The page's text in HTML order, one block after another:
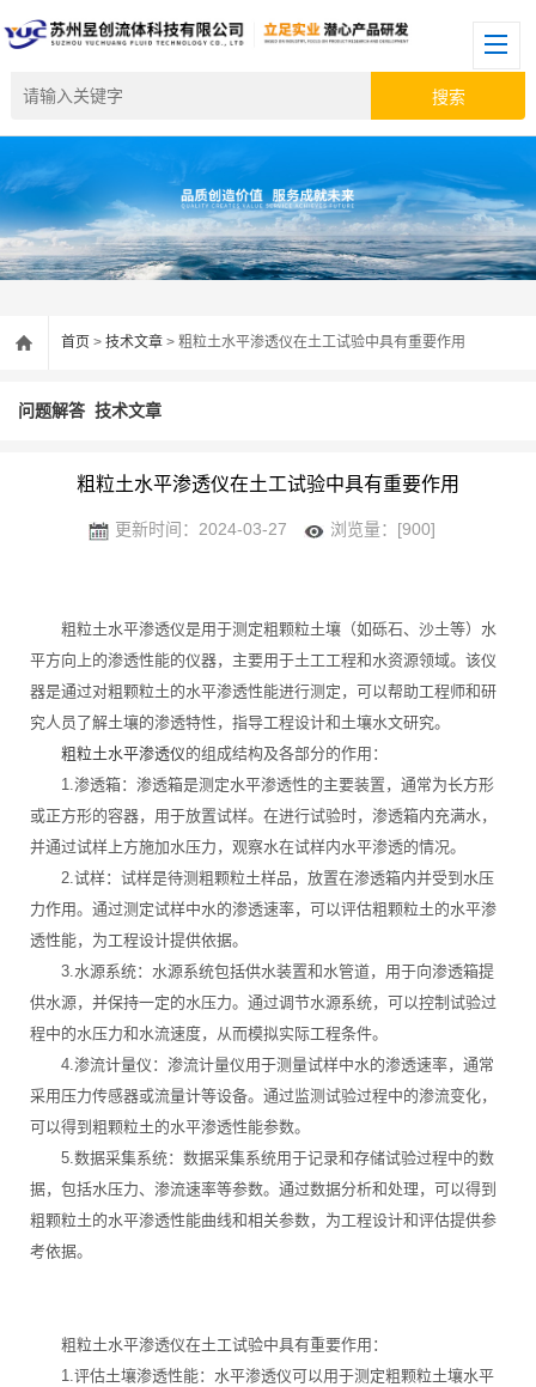
首页 > 技术文章 > 粗粒土水平渗透仪在土工试验中具有重要作用
问题解答 技术文章
粗粒土水平渗透仪在土工试验中具有重要作用
更新时间：2024-03-27 浏览量：[900]
粗粒土水平渗透仪是用于测定粗颗粒土壤（如砾石、沙土等）水
平方向上的渗透性能的仪器，主要用于土工工程和水资源领域。该仪
器是通过对粗颗粒土的水平渗透性能进行测定，可以帮助工程师和研
究人员了解土壤的渗透特性，指导工程设计和土壤水文研究。
粗粒土水平渗透仪的组成结构及各部分的作用：
1.渗透箱：渗透箱是测定水平渗透性的主要装置，通常为长方形
或正方形的容器，用于放置试样。在进行试验时，渗透箱内充满水，
并通过试样上方施加水压力，观察水在试样内水平渗透的情况。
2.试样：试样是待测粗颗粒土样品，放置在渗透箱内并受到水压
力作用。通过测定试样中水的渗透速率，可以评估粗颗粒土的水平渗
透性能，为工程设计提供依据。
3.水源系统：水源系统包括供水装置和水管道，用于向渗透箱提
供水源，并保持一定的水压力。通过调节水源系统，可以控制试验过
程中的水压力和水流速度，从而模拟实际工程条件。
4.渗流计量仪：渗流计量仪用于测量试样中水的渗透速率，通常
采用压力传感器或流量计等设备。通过监测试验过程中的渗流变化，
可以得到粗颗粒土的水平渗透性能参数。
5.数据采集系统：数据采集系统用于记录和存储试验过程中的数
据，包括水压力、渗流速率等参数。通过数据分析和处理，可以得到
粗颗粒土的水平渗透性能曲线和相关参数，为工程设计和评估提供参
考依据。
粗粒土水平渗透仪在土工试验中具有重要作用：
1.评估土壤渗透性能：水平渗透仪可以用于测定粗颗粒土壤水平